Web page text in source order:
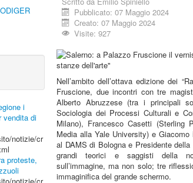
i
vendita di
notizie/cr
proteste,
Pubblicato: 07 Maggio 2024
Creato: 07 Maggio 2024
Visite: 927
Nell’ambito dell’ottava edizione dei
Fruscione, due incontri con tre
Alberto Abruzzese (tra i principali
Sociologia dei Processi Culturali e
Milano), Francesco Casetti (Sterling
Media alla Yale University) e
al DAMS di Bologna e Presidente
grandi teorici e saggisti della
sull’immagine, ma non solo; tre
immaginifica del grande schermo.